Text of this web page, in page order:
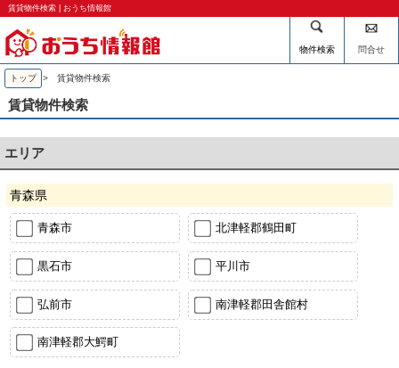
賃貸物件検索 | おうち情報館
物件検索 問合せ
トップ > 賃貸物件検索
賃貸物件検索
エリア
青森県
青森市 北津軽郡鶴田町
黒石市 平川市
弘前市 南津軽郡田舎館村
南津軽郡大鰐町